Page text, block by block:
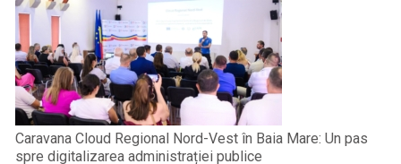
Caravana Cloud Regional Nord-Vest în Baia Mare: Un pas
spre digitalizarea administrației publice